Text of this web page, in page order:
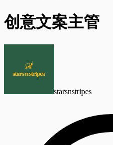
创意文案主管
starsnstripes